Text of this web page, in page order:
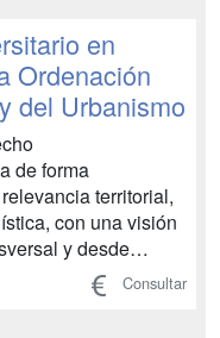
gracias a la
en
Ordenación
del Urbanismo
de forma
territorial,
con una visión
y desde
Todo ello en
jurídica
Consultar